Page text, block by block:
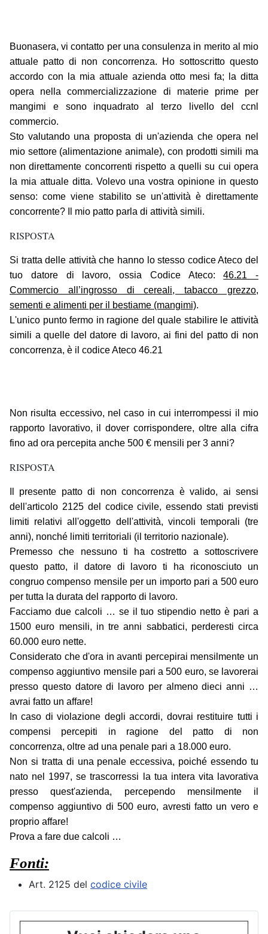
Buonasera, vi contatto per una consulenza in merito al mio
attuale patto di non concorrenza. Ho sottoscritto questo
accordo con la mia attuale azienda otto mesi fa; la ditta
opera nella commercializzazione di materie prime per
mangimi e sono inquadrato al terzo livello del ccnl
commercio.
Sto valutando una proposta di un'azienda che opera nel
mio settore (alimentazione animale), con prodotti simili ma
non direttamente concorrenti rispetto a quelli su cui opera
la mia attuale ditta. Volevo una vostra opinione in questo
senso: come viene stabilito se un'attività è direttamente
concorrente? Il mio patto parla di attività simili.
RISPOSTA
Si tratta delle attività che hanno lo stesso codice Ateco del
tuo datore di lavoro, ossia Codice Ateco:46.21 -
Commercio all’ingrosso di cereali, tabacco grezzo,
sementi e alimenti per il bestiame (mangimi).
L'unico punto fermo in ragione del quale stabilire le attività
simili a quelle del datore di lavoro, ai fini del patto di non
concorrenza, è il codice Ateco 46.21
Non risulta eccessivo, nel caso in cui interrompessi il mio
rapporto lavorativo, il dover corrispondere, oltre alla cifra
fino ad ora percepita anche 500 € mensili per 3 anni?
RISPOSTA
Il presente patto di non concorrenza è valido, ai sensi
dell'articolo 2125 del codice civile, essendo stati previsti
limiti relativi all'oggetto dell'attività, vincoli temporali (tre
anni), nonché limiti territoriali (il territorio nazionale).
Premesso che nessuno ti ha costretto a sottoscrivere
questo patto, il datore di lavoro ti ha riconosciuto un
congruo compenso mensile per un importo pari a 500 euro
per tutta la durata del rapporto di lavoro.
Facciamo due calcoli … se il tuo stipendio netto è pari a
1500 euro mensili, in tre anni sabbatici, perderesti circa
60.000 euro nette.
Considerato che d'ora in avanti percepirai mensilmente un
compenso aggiuntivo mensile pari a 500 euro, se lavorerai
presso questo datore di lavoro per almeno dieci anni …
avrai fatto un affare!
In caso di violazione degli accordi, dovrai restituire tutti i
compensi percepiti in ragione del patto di non
concorrenza, oltre ad una penale pari a 18.000 euro.
Non si tratta di una penale eccessiva, poiché essendo tu
nato nel 1997, se trascorressi la tua intera vita lavorativa
presso quest'azienda, percependo mensilmente il
compenso aggiuntivo di 500 euro, avresti fatto un vero e
proprio affare!
Prova a fare due calcoli …
Fonti:
Art. 2125 del codice civile